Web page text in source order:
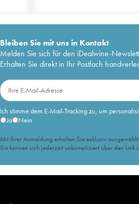
Bleiben Sie mit uns in Kontakt
Melden Sie sich für den iDealwine-
Erhalten Sie direkt in Ihr Postfach
Ich stimme dem E-Mail-Tracking zu, um
Ja
Nein
Mit Ihrer Anmeldung erhalten Sie exklusiv
Sie können sich jederzeit unkompliziert über den